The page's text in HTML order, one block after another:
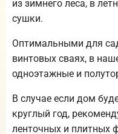
из зимнего леса, в
сушки.
Оптимальными для
винтовых сваях, в
одноэтажные и
В случае если дом
круглый год,
ленточных и плитных